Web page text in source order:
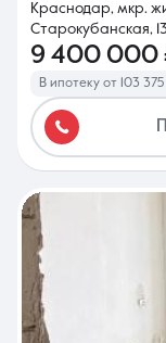
Краснодар, мкр.
Старокубанская,
9 400 000
В ипотеку от 103